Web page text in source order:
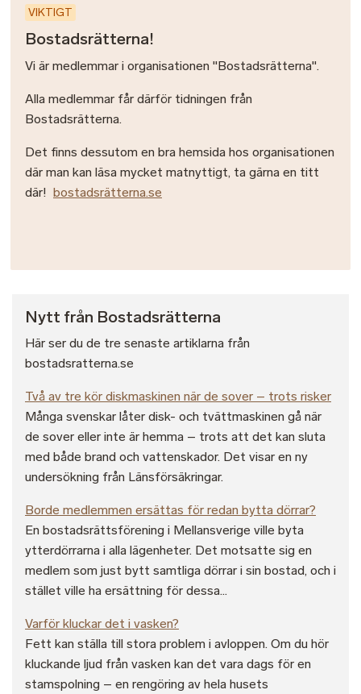
VIKTIGT
Bostadsrätterna!
Vi är medlemmar i organisationen "Bostadsrätterna".
Alla medlemmar får därför tidningen från
Bostadsrätterna.
Det finns dessutom en bra hemsida hos organisationen
där man kan läsa mycket matnyttigt, ta gärna en titt
där! bostadsrätterna.se
Nytt från Bostadsrätterna
Här ser du de tre senaste artiklarna från
bostadsratterna.se
Två av tre kör diskmaskinen när de sover – trots risker
Många svenskar låter disk- och tvättmaskinen gå när
de sover eller inte är hemma – trots att det kan sluta
med både brand och vattenskador. Det visar en ny
undersökning från Länsförsäkringar.
Borde medlemmen ersättas för redan bytta dörrar?
En bostadsrättsförening i Mellansverige ville byta
ytterdörrarna i alla lägenheter. Det motsatte sig en
medlem som just bytt samtliga dörrar i sin bostad, och i
stället ville ha ersättning för dessa...
Varför kluckar det i vasken?
Fett kan ställa till stora problem i avloppen. Om du hör
kluckande ljud från vasken kan det vara dags för en
stamspolning – en rengöring av hela husets